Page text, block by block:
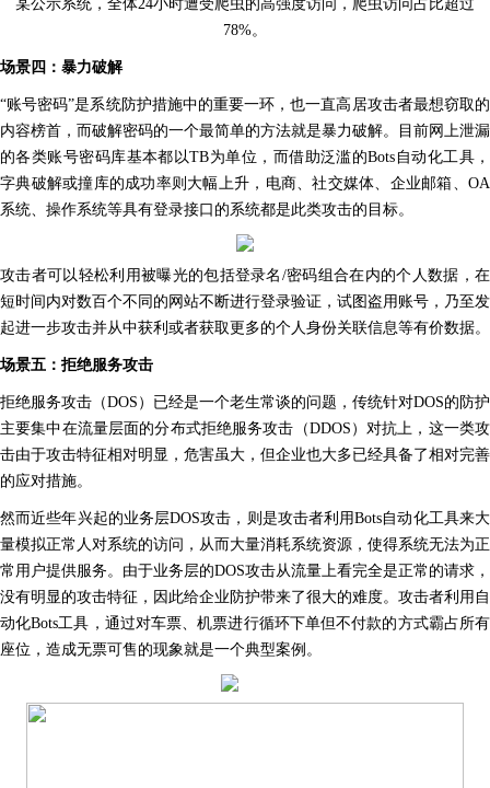
某公示系统，全体24小时遭受爬虫的高强度访问，爬虫访问占比超过
78%。
场景四：暴力破解
“账号密码”是系统防护措施中的重要一环，也一直高居攻击者最想窃取的
内容榜首，而破解密码的一个最简单的方法就是暴力破解。目前网上泄漏
的各类账号密码库基本都以TB为单位，而借助泛滥的Bots自动化工具，
字典破解或撞库的成功率则大幅上升，电商、社交媒体、企业邮箱、OA
系统、操作系统等具有登录接口的系统都是此类攻击的目标。
攻击者可以轻松利用被曝光的包括登录名/密码组合在内的个人数据，在
短时间内对数百个不同的网站不断进行登录验证，试图盗用账号，乃至发
起进一步攻击并从中获利或者获取更多的个人身份关联信息等有价数据。
场景五：拒绝服务攻击
拒绝服务攻击（DOS）已经是一个老生常谈的问题，传统针对DOS的防护
主要集中在流量层面的分布式拒绝服务攻击（DDOS）对抗上，这一类攻
击由于攻击特征相对明显，危害虽大，但企业也大多已经具备了相对完善
的应对措施。
然而近些年兴起的业务层DOS攻击，则是攻击者利用Bots自动化工具来大
量模拟正常人对系统的访问，从而大量消耗系统资源，使得系统无法为正
常用户提供服务。由于业务层的DOS攻击从流量上看完全是正常的请求，
没有明显的攻击特征，因此给企业防护带来了很大的难度。攻击者利用自
动化Bots工具，通过对车票、机票进行循环下单但不付款的方式霸占所有
座位，造成无票可售的现象就是一个典型案例。